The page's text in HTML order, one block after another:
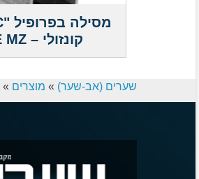
קונזולי – CAIS STAGE MZ
שערים (אב-שער) » מוצרים »